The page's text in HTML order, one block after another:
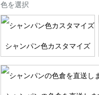
色を選択
シャンパン色カスタマイズ